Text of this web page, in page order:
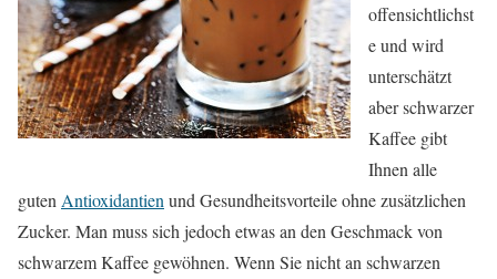
offensichtlichst
e und wird
unterschätzt
aber schwarzer
Kaffee gibt
Ihnen alle
guten Antioxidantien und Gesundheitsvorteile ohne zusätzlichen
Zucker. Man muss sich jedoch etwas an den Geschmack von
schwarzem Kaffee gewöhnen. Wenn Sie nicht an schwarzen